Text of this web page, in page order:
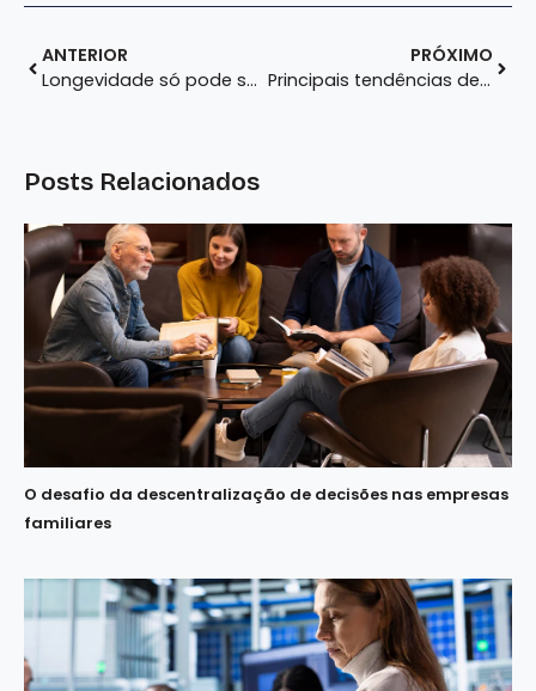
ANTERIOR
Longevidade só pode ser alcançada através da cultura empresarial
PRÓXIMO
Principais tendências de trabalho para os próximos anos
Posts Relacionados
O desafio da descentralização de decisões nas empresas
familiares